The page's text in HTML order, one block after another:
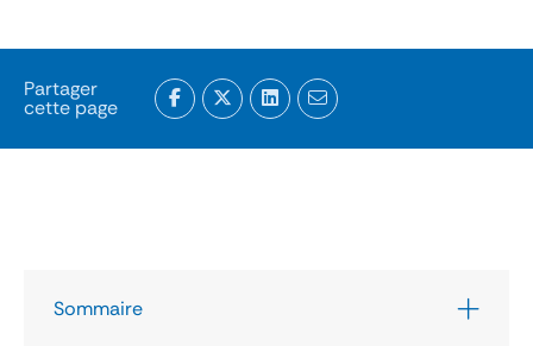
Partager
cette page
Sommaire